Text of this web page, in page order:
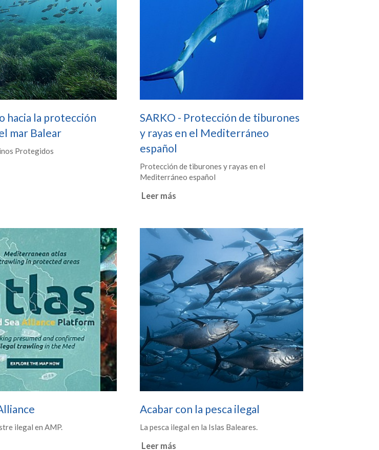
hacia la protección
mar Balear
Protegidos
SARKO - Protección de tiburones
y rayas en el Mediterráneo
español
Protección de tiburones y rayas en el
Mediterráneo español
Leer más
ilegal en AMP.
Acabar con la pesca ilegal
La pesca ilegal en la Islas Baleares.
Leer más